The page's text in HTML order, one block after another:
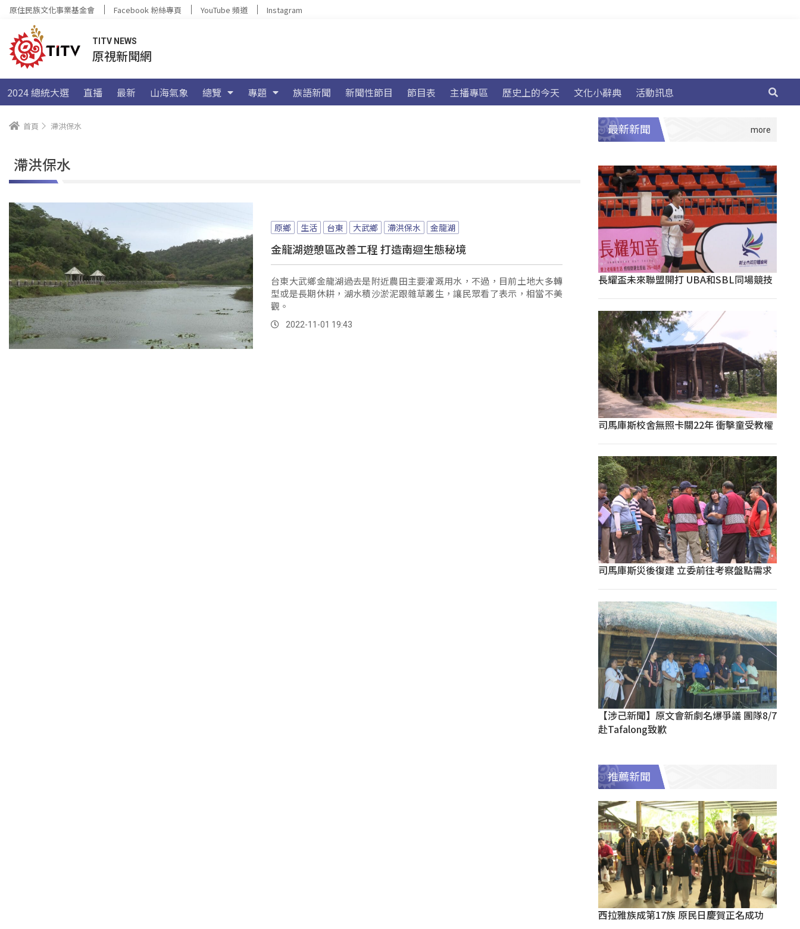
原住民族文化事業基金會 Facebook 粉絲專頁 YouTube 頻道 Instagram
TITV NEWS
原視新聞網
2024 總統大選 直播 最新 山海氣象 總覽 專題 族語新聞 新聞性節目 節目表 主播專區 歷史上的今天 文化小辭典 活動訊息
首頁 滯洪保水
滯洪保水
原鄉 生活 台東 大武鄉 滯洪保水 金龍湖
金龍湖遊憩區改善工程 打造南迴生態秘境
台東大武鄉金龍湖過去是附近農田主要灌溉用水，不過，目前土地大多轉
型或是長期休耕，湖水積沙淤泥跟雜草叢生，讓民眾看了表示，相當不美
觀。
2022-11-01 19:43
最新新聞
長耀盃未來聯盟開打 UBA和SBL同場競技
司馬庫斯校舍無照卡關22年 衝擊童受教權
司馬庫斯災後復建 立委前往考察盤點需求
【涉己新聞】原文會新劇名爆爭議 團隊8/7
赴Tafalong致歉
推薦新聞
西拉雅族成第17族 原民日慶賀正名成功